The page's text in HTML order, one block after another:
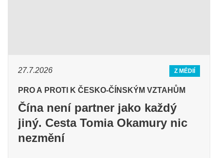
27.7.2026 Z MÉDIÍ
PRO A PROTI K ČESKO-ČÍNSKÝM VZTAHŮM
Čína není partner jako každý
jiný. Cesta Tomia Okamury nic
nezmění